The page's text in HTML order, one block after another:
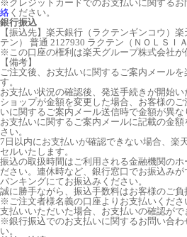
※クレジットカードでのお支払いに関するお
絡 ください。
銀行振込
【振込先】楽天銀行（ラクテンギンコウ）
テン） 普通 2127930 ラクテン（ＮＯＬＳＩＡ
※この口座の権利は楽天グループ株式会社が
【備考】
ご注文後、お支払いに関するご案内メール
す。
お支払い状況の確認後、発送手続きが開始い
ショップが金額を変更した場合、お客様の
いに関するご案内メール送信時で金額が異な
お支払いに関するご案内メールに記載の金
さい。
7日以内にお支払いが確認できない場合、楽
セルいたします。
振込の取扱時間はご利用される金融機関のホ
ださい。連休時など、銀行窓口でお振込み
バンキングにてお振込みください。
誠に勝手ながら、振込手数料はお客様のご負
※ご注文者様名義の口座よりお支払いくだ
支払いいただいた場合、お支払いの確認がで
※銀行振込でのお支払いに関するお問い合わ
い。